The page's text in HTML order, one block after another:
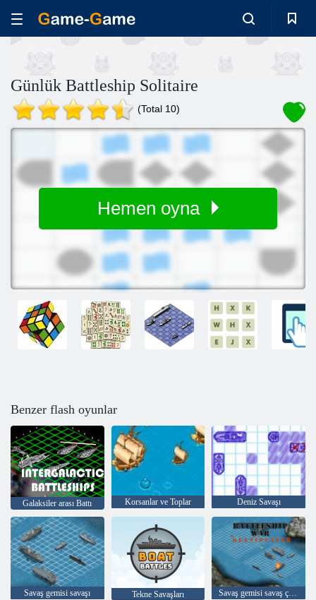
Günlük Battleship Solitaire
(Total 10)
Hemen oyna
Benzer flash oyunlar
Galaksiler arası Battı Korsanlar ve Toplar Deniz Savaşı
Savaş gemisi savaşı Tekne Savaşları Savaş gemisi savaş çok oyunculu